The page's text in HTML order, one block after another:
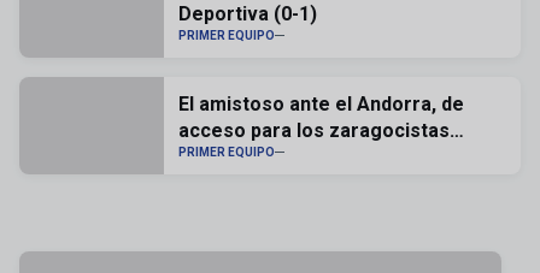
Deportiva (0-1)
PRIMER EQUIPO
El amistoso ante el Andorra, de
acceso para los zaragocistas
abonados
PRIMER EQUIPO